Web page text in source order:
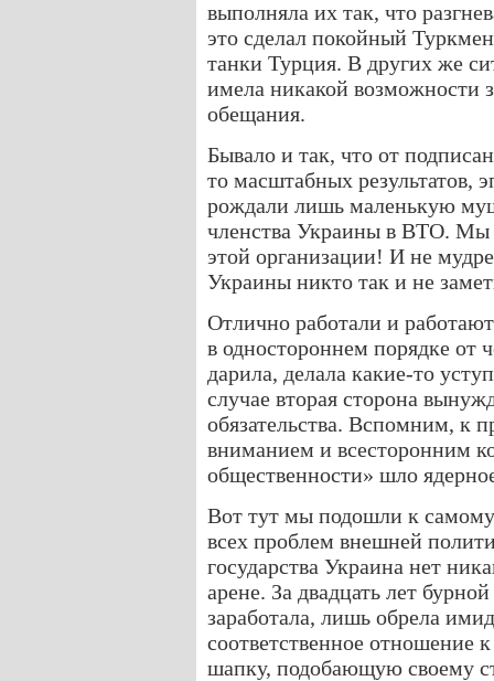
выполняла их так, что
это сделал покойный
танки Турция. В других же
имела никакой возможности
обещания.
Бывало и так, что от
то масштабных результатов,
рождали лишь маленькую
членства Украины в ВТО. Мы
этой организации! И не
Украины никто так и не
Отлично работали и
в одностороннем порядке от
дарила, делала какие-то
случае вторая сторона
обязательства. Вспомним, к
вниманием и всесторонним
общественности» шло
Вот тут мы подошли к
всех проблем внешней
государства Украина нет
арене. За двадцать лет
заработала, лишь обрела
соответственное отношение
шапку, подобающую своему